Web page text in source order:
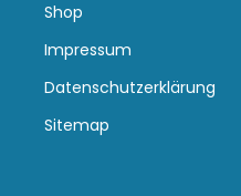
Shop
Impressum
Datenschutzerklärung
Sitemap